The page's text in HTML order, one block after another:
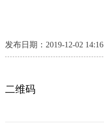
发布日期：2019-12-02 14:16
二维码